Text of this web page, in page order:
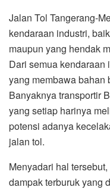
Jalan Tol Tangerang-
kendaraan industri,
maupun yang hendak
Dari semua kendaraan
yang membawa bahan
Banyaknya transportir
yang setiap harinya
potensi adanya
jalan tol.
Menyadari hal
dampak terburuk yang